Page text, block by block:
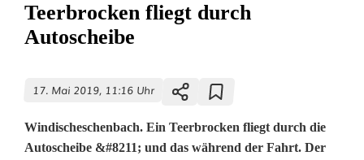
Teerbrocken fliegt durch
Autoscheibe
17. Mai 2019, 11:16 Uhr
Windischeschenbach. Ein Teerbrocken fliegt durch die
Autoscheibe &#8211; und das während der Fahrt. Der